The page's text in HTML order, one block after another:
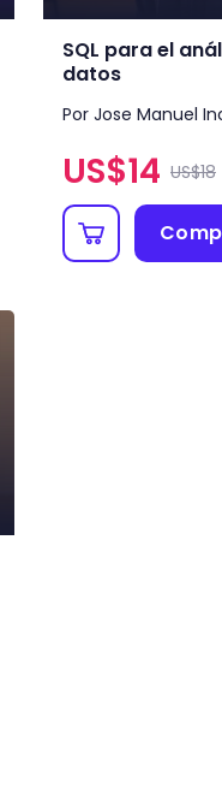
SQL para el
datos
Por Jose Manuel
US$14 US$18